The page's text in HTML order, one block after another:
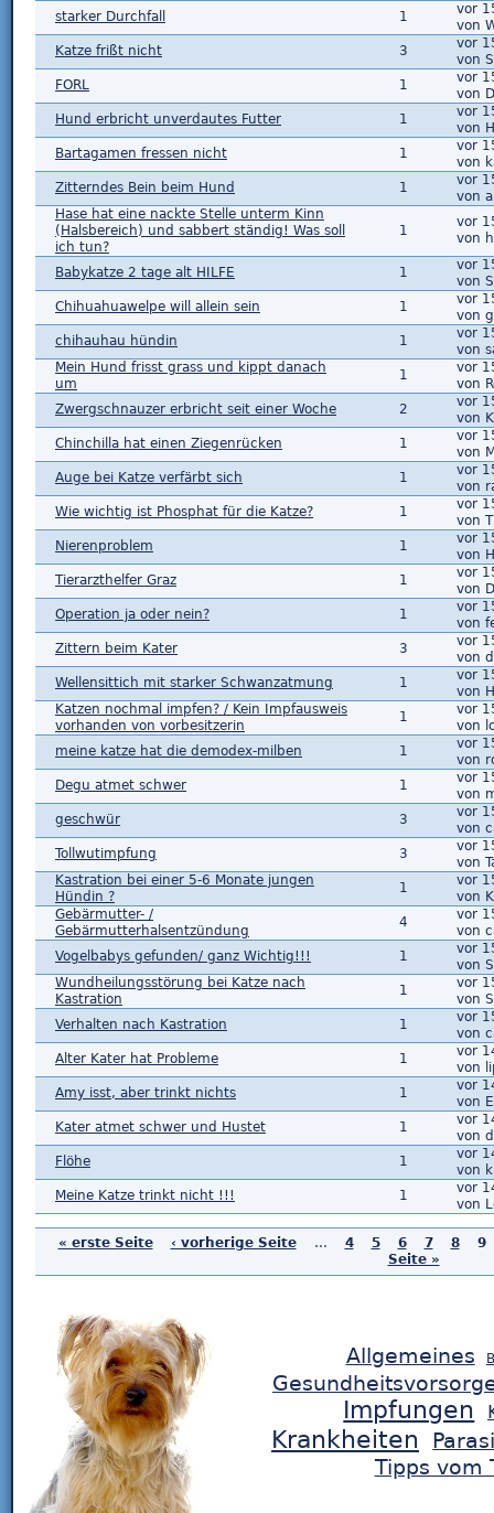
starker Durchfall
1
vor
von
Katze frißt nicht
3
vor
von
FORL
1
vor
von
Hund erbricht unverdautes Futter
1
vor
von
Bartagamen fressen nicht
1
vor
von
Zitterndes Bein beim Hund
1
vor
von
Hase hat eine nackte Stelle unterm Kinn
(Halsbereich) und sabbert ständig! Was soll
ich tun?
1
vor
von
Babykatze 2 tage alt HILFE 1
vor
von
Chihuahuawelpe will allein sein
1
vor
von
chihauhau hündin
1
vor
von
Mein Hund frisst grass und kippt danach
um
1
vor
von
Zwergschnauzer erbricht seit einer Woche
2
vor
von
Chinchilla hat einen Ziegenrücken
1
vor
von
Auge bei Katze verfärbt sich
1
vor
von
Wie wichtig ist Phosphat für die Katze?
1
vor
von
Nierenproblem
1
vor
von
Tierarzthelfer Graz
1
vor
von
Operation ja oder nein?
1
vor
von
Zittern beim Kater
3
vor
von
Wellensittich mit starker Schwanzatmung
1
vor
von
Katzen nochmal impfen? / Kein Impfausweis
vorhanden von vorbesitzerin
1
vor
von
meine katze hat die demodex-milben
1
vor
von
Degu atmet schwer
1
vor
von
geschwür
3
vor
von
Tollwutimpfung
3
vor
von
Kastration bei einer 5-6 Monate jungen
Hündin ?
1
vor
von
Gebärmutter- /
Gebärmutterhalsentzündung
4
vor
von
Vogelbabys gefunden/ ganz Wichtig!!!
1
vor
von
Wundheilungsstörung bei Katze nach
Kastration
1
vor
von
Verhalten nach Kastration
1
vor
von
Alter Kater hat Probleme
1
vor
von
Amy isst, aber trinkt nichts
1
vor
von
Kater atmet schwer und Hustet
1
vor
von
Flöhe
1
vor
von
Meine Katze trinkt nicht !!!
1
vor
von
« erste Seite ‹ vorherige Seite … 4 5 6 7 8
9
Seite »
Allgemeines
Impfungen
Krankheiten
Tipps vom